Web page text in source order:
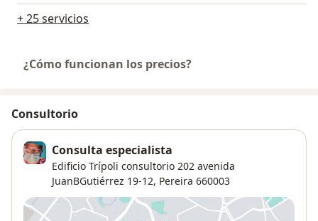
+ 25 servicios
¿Cómo funcionan los precios?
Consultorio
Consulta especialista
Edificio Trípoli consultorio 202 avenida
JuanBGutiérrez 19-12, Pereira 660003